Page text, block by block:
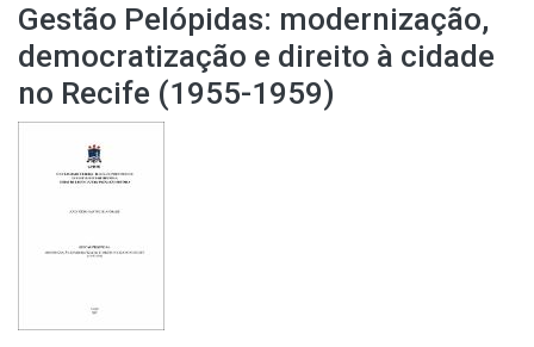
Gestão Pelópidas: modernização,
democratização e direito à cidade
no Recife (1955-1959)